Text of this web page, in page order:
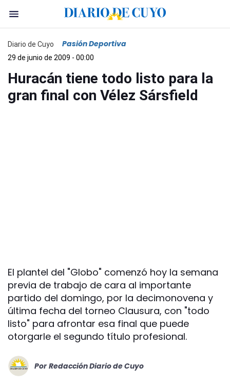
Diario de Cuyo Pasión Deportiva
29 de junio de 2009 - 00:00
Huracán tiene todo listo para la
gran final con Vélez Sársfield
El plantel del "Globo" comenzó hoy la semana
previa de trabajo de cara al importante
partido del domingo, por la decimonovena y
última fecha del torneo Clausura, con "todo
listo" para afrontar esa final que puede
otorgarle el segundo título profesional.
Por Redacción Diario de Cuyo